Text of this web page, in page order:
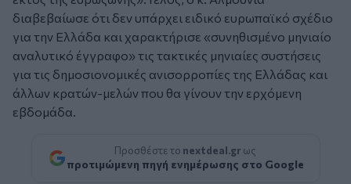
διαβεβαίωσε ότι δεν υπάρχει ειδικό ευρωπαϊκό σχέδιο
για την Ελλάδα και χαρακτήρισε «συνηθισμένο μηνιαίο
αναλυτικό έγγραφο» τις τακτικές μηνιαίες συστήσεις
για τις δημοσιονομικές ανισορροπίες της Ελλάδας και
άλλων κρατών-μελών που θα γίνουν την ερχόμενη
εβδομάδα.
Προσθέστε το nextdeal.gr ως
προτιμώμενη πηγή ενημέρωσης στο Google